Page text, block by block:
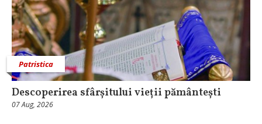
Patristica
Descoperirea sfârșitului vieții pământești
07 Aug, 2026